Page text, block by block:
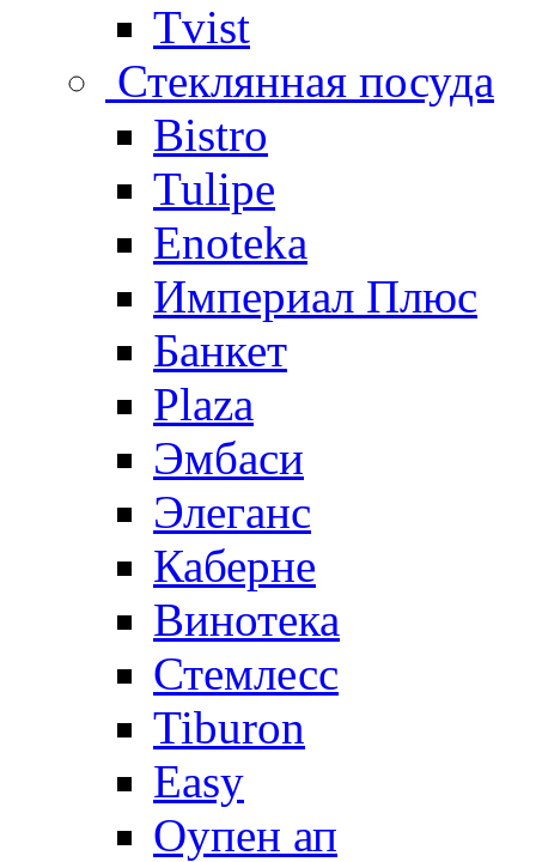
Tvist
Стеклянная посуда
Bistro
Tulipe
Enoteka
Империал Плюс
Банкет
Plaza
Эмбаси
Элеганс
Каберне
Винотека
Стемлесс
Tiburon
Easy
Оупен ап